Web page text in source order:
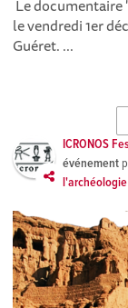
Le documentaire
le vendredi 1er
Guéret. ...
ICRONOS
événement
l'archéologie